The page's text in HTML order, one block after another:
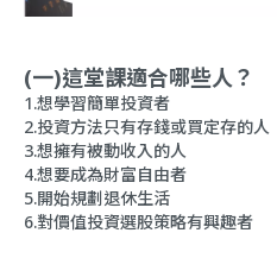
(一)這堂課適合哪些人？
1.想學習簡單投資者
2.投資方法只有存錢或買定存的人
3.想擁有被動收入的人
4.想要成為財富自由者
5.開始規劃退休生活
6.對價值投資選股策略有興趣者